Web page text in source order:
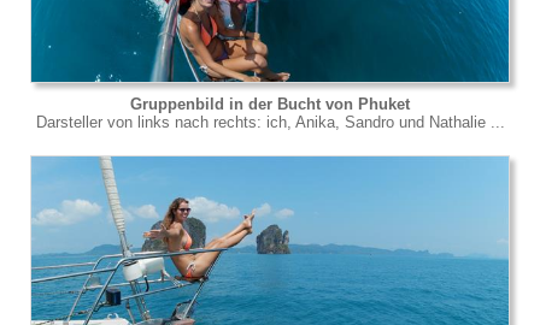
Gruppenbild in der Bucht von Phuket
Darsteller von links nach rechts: ich, Anika, Sandro und Nathalie ...